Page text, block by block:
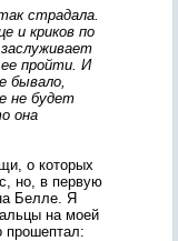
страдала.
и криков по
пройти. И
бывало,
не будет
она
о которых
но, в первую
Белле. Я
на моей
прошептал: